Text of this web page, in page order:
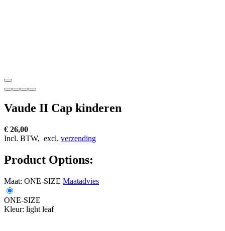
Vaude II Cap kinderen
€ 26,00
Incl. BTW, excl. verzending
Product Options:
Maat: ONE-SIZE Maatadvies
ONE-SIZE
Kleur: light leaf